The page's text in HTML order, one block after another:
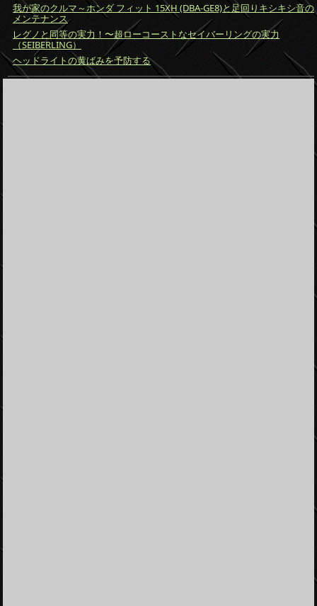
我が家のクルマ～ホンダ フィット 15XH (DBA-GE8)と足回りキシキシ音の
メンテナンス
レグノと同等の実力！〜超ローコーストなセイバーリングの実力
（SEIBERLING）
ヘッドライトの黄ばみを予防する